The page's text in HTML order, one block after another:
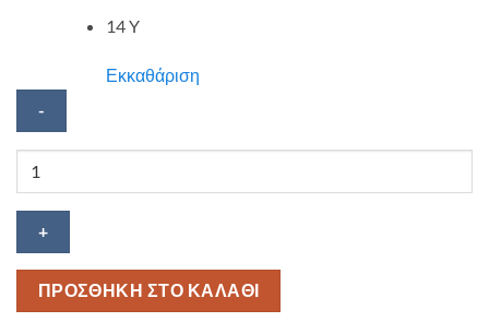
14 Y
Εκκαθάριση
Bumblebee
ποσότητα
ΠΡΟΣΘΗΚΗ ΣΤΟ ΚΑΛΑΘΙ